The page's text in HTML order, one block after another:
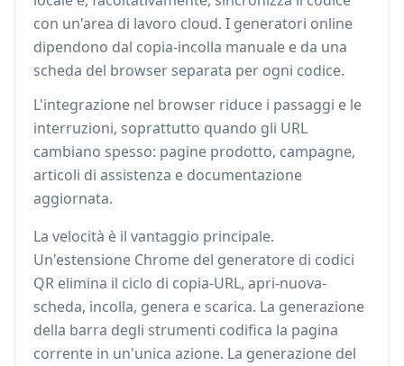
con un'area di lavoro cloud. I generatori online
dipendono dal copia-incolla manuale e da una
scheda del browser separata per ogni codice.
L'integrazione nel browser riduce i passaggi e le
interruzioni, soprattutto quando gli URL
cambiano spesso: pagine prodotto, campagne,
articoli di assistenza e documentazione
aggiornata.
La velocità è il vantaggio principale.
Un'estensione Chrome del generatore di codici
QR elimina il ciclo di copia-URL, apri-nuova-
scheda, incolla, genera e scarica. La generazione
della barra degli strumenti codifica la pagina
corrente in un'unica azione. La generazione del